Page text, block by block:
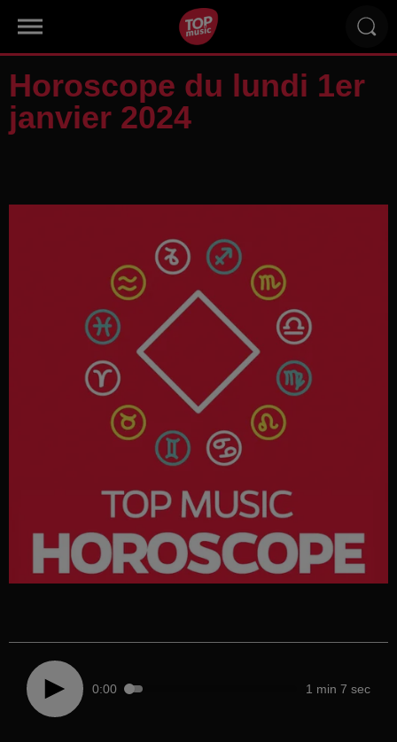
Horoscope du lundi 1er
janvier 2024
0:00 1 min 7 sec